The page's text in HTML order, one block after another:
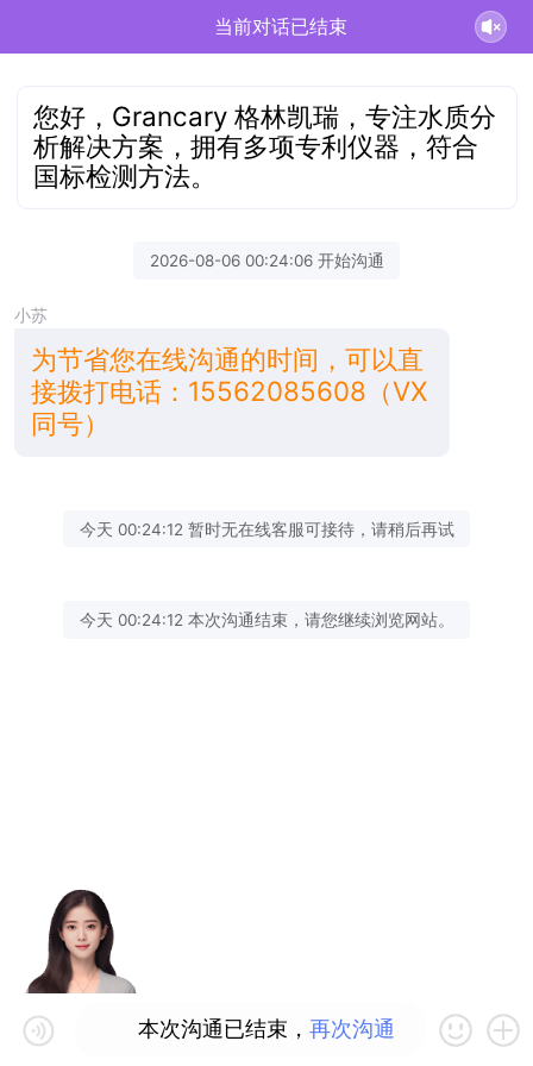
当前对话已结束
您好，Grancary 格林凯瑞，专注水质分
析解决方案，拥有多项专利仪器，符合
国标检测方法。
2026-08-06 00:24:06 开始沟通
小苏
为节省您在线沟通的时间，可以直
接拨打电话：15562085608（VX
同号）
今天 00:24:12 暂时无在线客服可接待，请稍后再试
今天 00:24:12 本次沟通结束，请您继续浏览网站。
本次沟通已结束， 再次沟通